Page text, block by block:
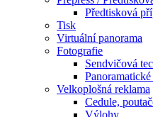
Předtisková
Tisk
Virtuální panorama
Fotografie
Sendvičová
Velkoplošná reklama
Cedule,
Výlohy